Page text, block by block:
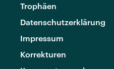
Trophäen
Datenschutzerklärung
Impressum
Korrekturen